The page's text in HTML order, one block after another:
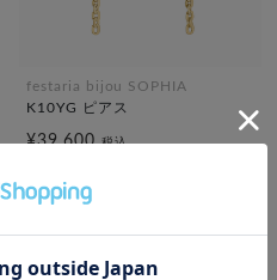
festaria bijou SOPHIA
K10YG ピアス
¥39,600税込